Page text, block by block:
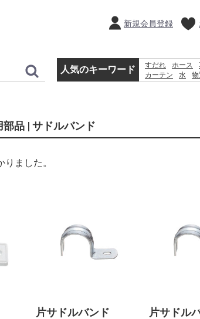
新規会員登録
人気のキーワード すだれ ホース
カーテン
水
品 | サドルバンド
ました。
片サドルバンド
片サドル